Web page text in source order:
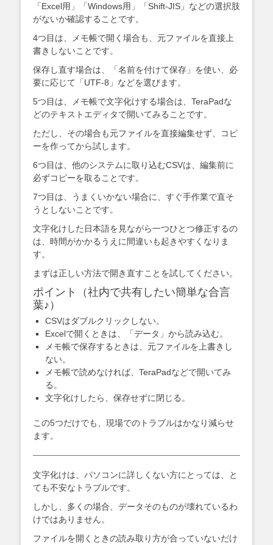
「Excel用」「Windows用」「Shift-JIS」などの選択肢
がないか確認することです。
4つ目は、メモ帳で開く場合も、元ファイルを直接上
書きしないことです。
保存し直す場合は、「名前を付けて保存」を使い、必
要に応じて「UTF-8」などを選びます。
5つ目は、メモ帳で文字化けする場合は、TeraPadな
どのテキストエディタで開いてみることです。
ただし、その場合も元ファイルを直接編集せず、コピ
ーを作ってから試します。
6つ目は、他のシステムに取り込むCSVは、編集前に
必ずコピーを取ることです。
7つ目は、うまくいかない場合に、すぐ手作業で直そ
うとしないことです。
文字化けした日本語を見ながら一つひとつ修正するの
は、時間がかかるうえに間違いも起きやすくなりま
す。
まずは正しい方法で開き直すことを試してください。
ポイント（社内で共有したい簡単な合言
葉♪）
CSVはダブルクリックしない。
Excelで開くときは、「データ」から読み込む。
メモ帳で保存するときは、元ファイルを上書きし
ない。
メモ帳で読めなければ、TeraPadなどで開いてみ
る。
文字化けしたら、保存せずに閉じる。
この5つだけでも、現場でのトラブルはかなり減らせ
ます。
文字化けは、パソコンに詳しくない方にとっては、と
ても不安なトラブルです。
しかし、多くの場合、データそのものが壊れているわ
けではありません。
ファイルを開くときの読み取り方が合っていないだけ